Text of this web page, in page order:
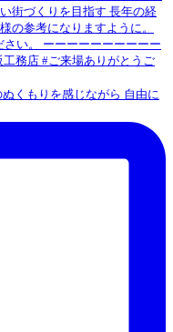
ぬくもりを感じながら 自由に